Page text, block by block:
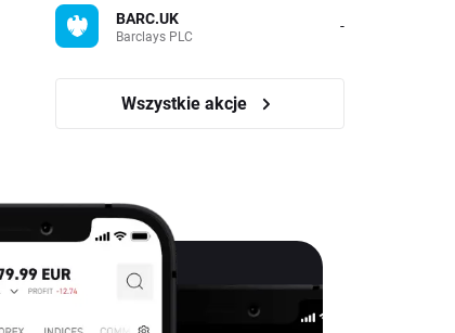
BARC.UK
Barclays PLC -
Wszystkie akcje